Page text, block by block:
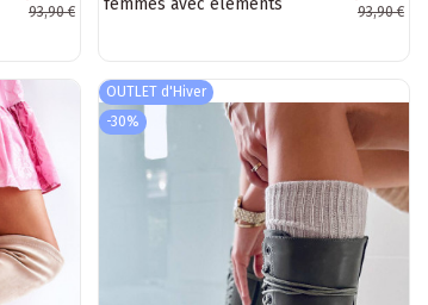
93,90 €
femmes avec éléments
93,90 €
OUTLET d'Hiver
-30%